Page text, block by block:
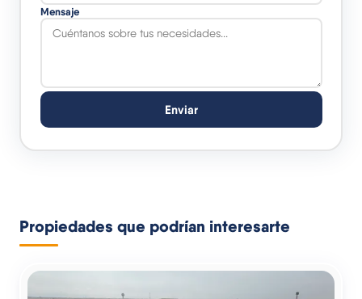
Mensaje
Enviar
Propiedades que podrían interesarte